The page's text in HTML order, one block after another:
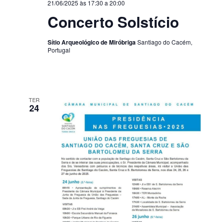
Concerto Solstício
21/06/2025 às 17:30 a 20:00
Sítio Arqueológico de MiróbrigaSantiago do Cacém,
Portugal
TER
24